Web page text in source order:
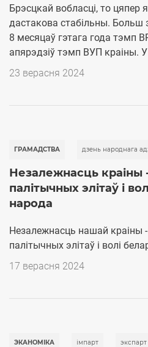
Брэсцкай вобласці, то цяпер
дастакова стабільны. Больш
8 месяцаў гэтага года тэмп
апярэдзіў тэмп ВУП краіны.
23 верасня 2024
ГРАМАДСТВА дзень народнага
Незалежнасць краіны
палітычных элітаў і
народа
Незалежнасць нашай краіны
палітычных элітаў і волі
17 верасня 2024
ЭКАНОМІКА імпарт экспарт